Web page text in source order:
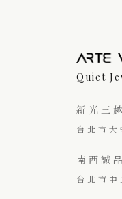
Quiet
新光三
台北市
南西誠品
台北市